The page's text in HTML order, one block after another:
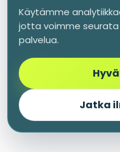
Käytämme
jotta voimme
palvelua.
Jatka